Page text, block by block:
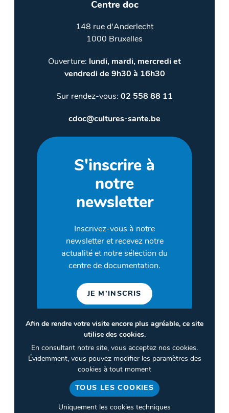
Centre doc
148 rue d'Anderlecht
1000 Bruxelles
Ouverture: lundi, mardi, mercredi et
vendredi de 9h30 à 16h30
Sur rendez-vous: 02 558 88 11
cdoc@cultures-sante.be
S'inscrire à
notre
newsletter
Inscrivez-vous à notre
newsletter et recevez notre
actualité et notre sélection du
centre de documentation.
JE M'INSCRIS
Termes et conditions
Politique de confidentialité
Gestion des cookies
Afin de rendre votre visite encore plus agréable, ce site
utilise des cookies.
En consultant notre site, vous acceptez nos cookies.
Évidemment, vous pouvez modifier les paramètres des
cookies à tout moment
TOUS LES COOKIES
Uniquement les cookies techniques